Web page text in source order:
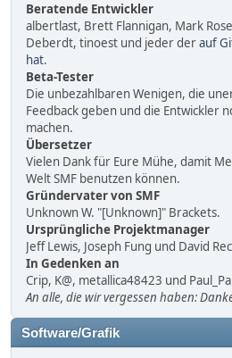
Beratende Entwickler
albertlast, Brett Flannigan, Mark
Deberdt, tinoest und jeder derauf
hat.
Beta-Tester
Die unbezahlbaren Wenigen, die
Feedback geben und die Entwickler
machen.
Übersetzer
Vielen Dank für Eure Mühe, damit
Welt SMF benutzen können.
Gründervater von SMF
Unknown W. "[Unknown]" Brackets.
Ursprüngliche Projektmanager
Jeff Lewis, Joseph Fung und David
In Gedenken an
Crip, K@, metallica48423 und
An alle, die wir vergessen haben:
Software/Grafik